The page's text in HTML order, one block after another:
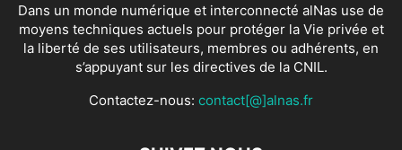
Dans un monde numérique et interconnecté alNas use de
moyens techniques actuels pour protéger la Vie privée et
la liberté de ses utilisateurs, membres ou adhérents, en
s’appuyant sur les directives de la CNIL.
Contactez-nous: contact[@]alnas.fr